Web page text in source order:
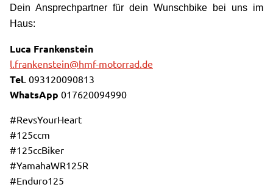
Dein Ansprechpartner für dein Wunschbike bei uns im
Haus:
Luca Frankenstein
l.frankenstein@hmf-motorrad.de
Tel. 093120090813
WhatsApp 017620094990
#RevsYourHeart
#125ccm
#125ccBiker
#YamahaWR125R
#Enduro125